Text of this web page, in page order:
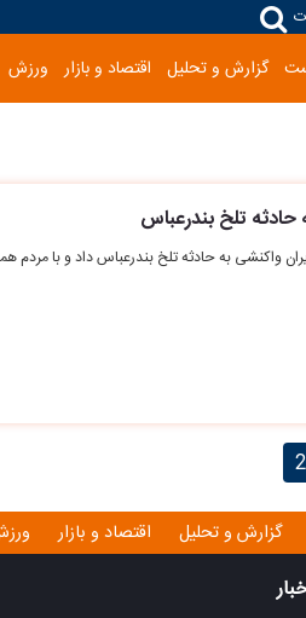
گزارش و تحلیل اقتصاد و بازار ورزش
تلخ بندرعباس
واکنشی به حادثه تلخ بندرعباس داد و با مردم
2
گزارش و تحلیل اقتصاد و بازار